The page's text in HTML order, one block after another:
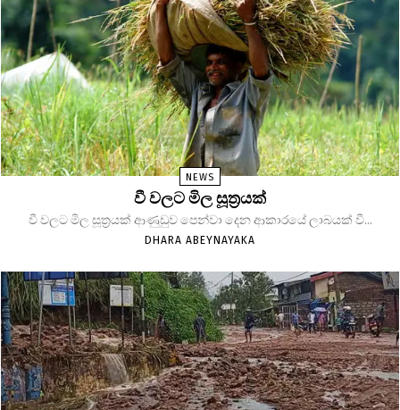
NEWS
වී වලට මිල සූත්‍රයක්
වී වලට මිල සූත්‍රයක් ආණුඩුව පෙන්වා දෙන ආකාරයේ ලාබයක් වී...
DHARA ABEYNAYAKA